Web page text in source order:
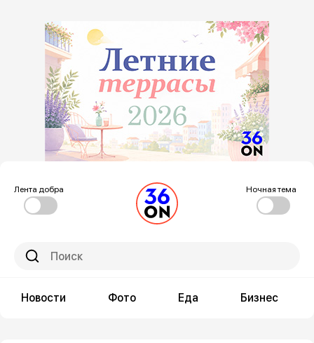
Лента добра Ночная тема
Новости Фото Еда Бизнес